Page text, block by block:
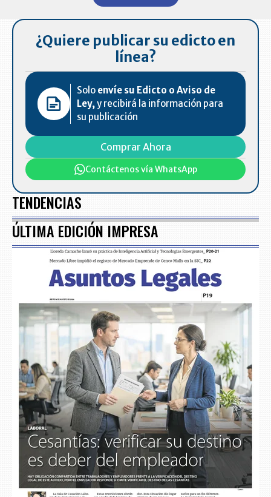
¿Quiere publicar su edicto en
línea?
Solo envíe su Edicto o Aviso de
Ley,y recibirá la información para
su publicación
Comprar Ahora
Contáctenos vía WhatsApp
TENDENCIAS
ÚLTIMA EDICIÓN IMPRESA